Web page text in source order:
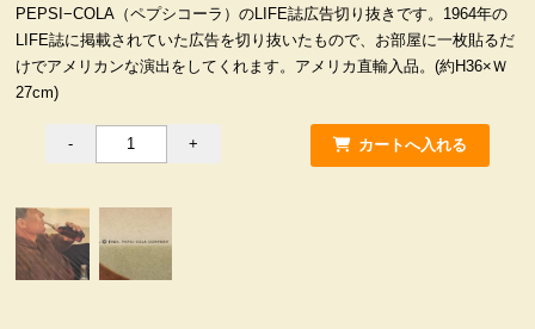
PEPSI−COLA（ペプシコーラ）のLIFE誌広告切り抜きです。1964年の
LIFE誌に掲載されていた広告を切り抜いたもので、お部屋に一枚貼るだ
けでアメリカンな演出をしてくれます。アメリカ直輸入品。(約H36×Ｗ
27cm)